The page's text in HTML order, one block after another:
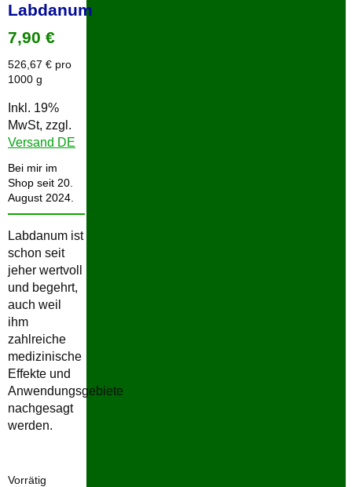
Labdanum
7,90€
526,67€ pro
1000 g
Inkl. 19%
MwSt, zzgl.
Versand DE
Bei mir im
Shop seit 20.
August 2024.
Labdanum ist
schon seit
jeher wertvoll
und begehrt,
auch weil
ihm
zahlreiche
medizinische
Effekte und
Anwendungsgebiete
nachgesagt
werden.
Vorrätig